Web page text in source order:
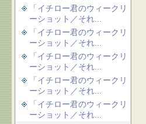
「イチロー君のウィークリ
ーショット／それ...
「イチロー君のウィークリ
ーショット／それ...
「イチロー君のウィークリ
ーショット／それ...
「イチロー君のウィークリ
ーショット／それ...
「イチロー君のウィークリ
ーショット／それ...